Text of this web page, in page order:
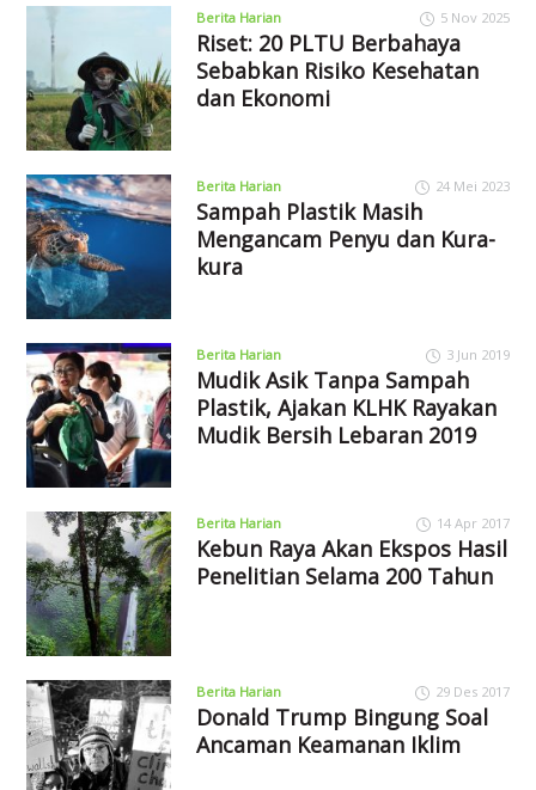
Berita Harian 5 Nov 2025
Riset: 20 PLTU Berbahaya
Sebabkan Risiko Kesehatan
dan Ekonomi
Berita Harian 24 Mei 2023
Sampah Plastik Masih
Mengancam Penyu dan Kura-
kura
Berita Harian 3 Jun 2019
Mudik Asik Tanpa Sampah
Plastik, Ajakan KLHK Rayakan
Mudik Bersih Lebaran 2019
Berita Harian 14 Apr 2017
Kebun Raya Akan Ekspos Hasil
Penelitian Selama 200 Tahun
Berita Harian 29 Des 2017
Donald Trump Bingung Soal
Ancaman Keamanan Iklim